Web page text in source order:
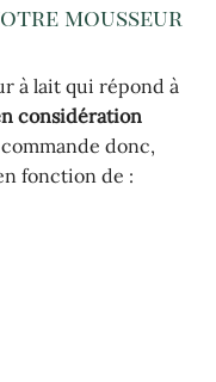
mousseur
à lait qui répond à
considération
donc,
fonction de :